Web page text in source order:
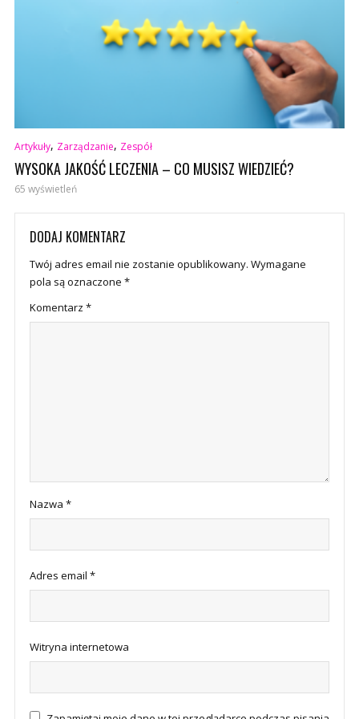
Artykuły, Zarządzanie, Zespół
WYSOKA JAKOŚĆ LECZENIA – CO MUSISZ WIEDZIEĆ?
65 wyświetleń
DODAJ KOMENTARZ
Twój adres email nie zostanie opublikowany. Wymagane
pola są oznaczone *
Komentarz *
Nazwa *
Adres email *
Witryna internetowa